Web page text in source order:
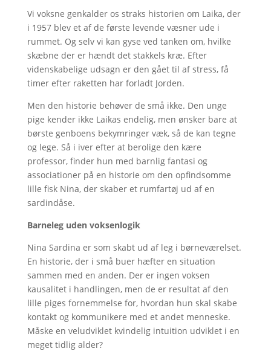
Vi voksne genkalder os straks historien om Laika, der
i 1957 blev et af de første levende væsner ude i
rummet. Og selv vi kan gyse ved tanken om, hvilke
skæbne der er hændt det stakkels kræ. Efter
videnskabelige udsagn er den gået til af stress, få
timer efter raketten har forladt Jorden.
Men den historie behøver de små ikke. Den unge
pige kender ikke Laikas endelig, men ønsker bare at
børste genboens bekymringer væk, så de kan tegne
og lege. Så i iver efter at berolige den kære
professor, finder hun med barnlig fantasi og
associationer på en historie om den opfindsomme
lille fisk Nina, der skaber et rumfartøj ud af en
sardindåse.
Barneleg uden voksenlogik
Nina Sardina er som skabt ud af leg i børneværelset.
En historie, der i små buer hæfter en situation
sammen med en anden. Der er ingen voksen
kausalitet i handlingen, men de er resultat af den
lille piges fornemmelse for, hvordan hun skal skabe
kontakt og kommunikere med et andet menneske.
Måske en veludviklet kvindelig intuition udviklet i en
meget tidlig alder?